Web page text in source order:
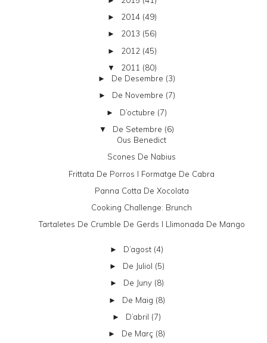
► 2014 (49)
► 2013 (56)
► 2012 (45)
▼ 2011 (80)
► De Desembre (3)
► De Novembre (7)
► D’octubre (7)
▼ De Setembre (6)
Ous Benedict
Scones De Nabius
Frittata De Porros I Formatge De Cabra
Panna Cotta De Xocolata
Cooking Challenge: Brunch
Tartaletes De Crumble De Gerds I Llimonada De Mango
► D’agost (4)
► De Juliol (5)
► De Juny (8)
► De Maig (8)
► D’abril (7)
► De Març (8)